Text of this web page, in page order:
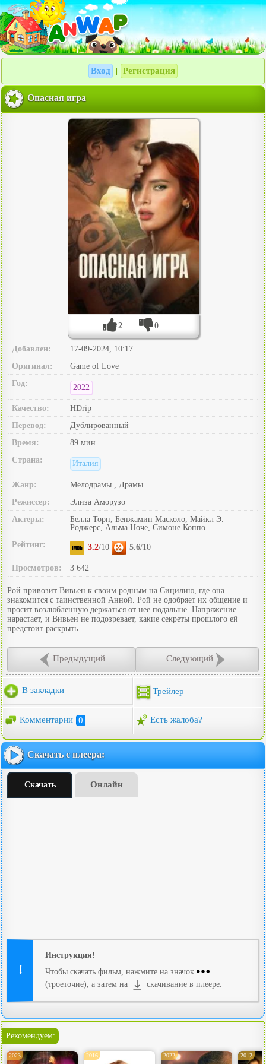
Вход Регистрация
Опасная игра
2 0
Добавлен:
17-09-2024, 10:17
Оригинал:
Game of Love
Год:
2022
Качество:
HDrip
Перевод:
Дублированный
Время:
89 мин.
Страна:
Италия
Жанр:
Мелодрамы , Драмы
Режиссер:
Элиза Аморузо
Актеры:
Белла Торн, Бенжамин Масколо, Майкл Э.
Роджерс, Альма Ноче, Симоне Коппо
Рейтинг:
3.2/10 5.6/10
Просмотров: 3 642
Рой привозит Вивьен к своим родным на Сицилию, где она
знакомится с таинственной Анной. Рой не одобряет их общение и
просит возлюбленную держаться от нее подальше. Напряжение
нарастает, и Вивьен не подозревает, какие секреты прошлого ей
предстоит раскрыть.
Предыдущий Следующий
В закладки Трейлер
Комментарии 0 Есть жалоба?
Скачать с плеера:
Скачать Онлайн
Инструкция!
Чтобы скачать фильм, нажмите на значок
(троеточие), а затем на
скачивание в плеере.
Рекомендуем:
2023 2016 2022 2012